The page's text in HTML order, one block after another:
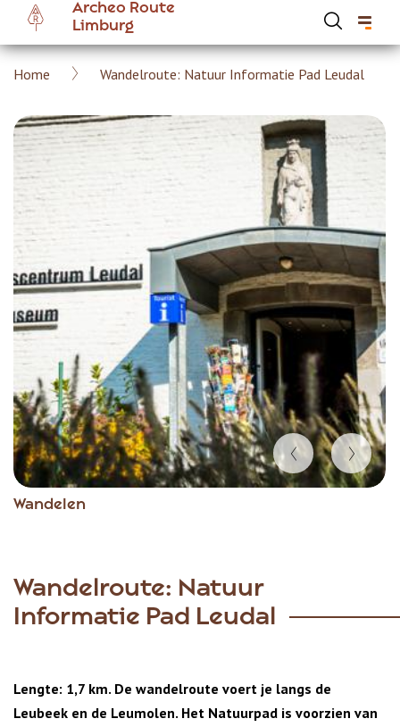
Overslaan
naar
gaan
Archeo Route
Limburg
Kruimelpad
Home Wandelroute: Natuur Informatie Pad Leudal
Wandelen
Item
Wandelroute: Natuur
Informatie Pad Leudal
Lengte: 1,7 km. De wandelroute voert je langs de
Leubeek en de Leumolen. Het Natuurpad is voorzien van